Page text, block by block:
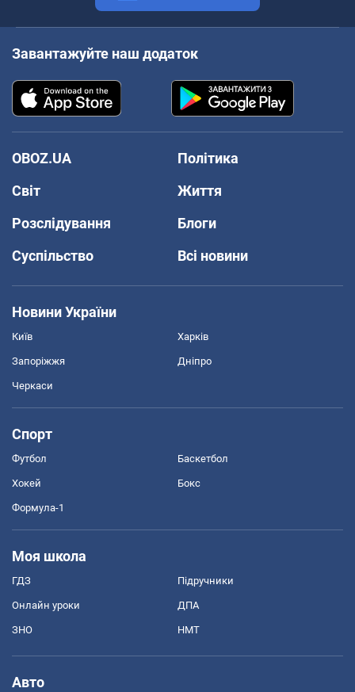
Завантажуйте наш додаток
OBOZ.UA
Політика
Світ
Життя
Розслідування
Блоги
Суспільство
Всі новини
Новини України
Київ Харків
Запоріжжя Дніпро
Черкаси
Спорт
Футбол Баскетбол
Хокей Бокс
Формула-1
Моя школа
ГДЗ Підручники
Онлайн уроки ДПА
ЗНО НМТ
Авто